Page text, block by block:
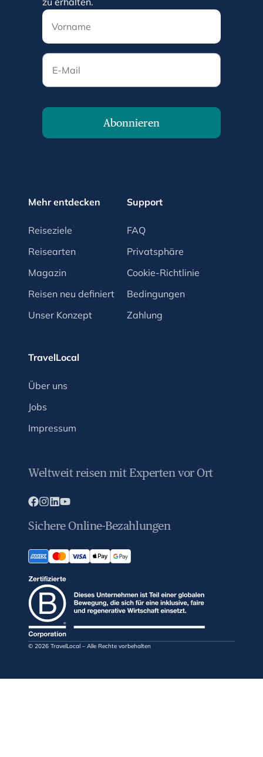
E-Mail
Abonnieren
Mehr entdecken
Reiseziele
Reisearten
Magazin
Reisen neu definiert
Unser Konzept
Support
FAQ
Privatsphäre
Cookie-Richtlinie
Bedingungen
Zahlung
TravelLocal
Über uns
Jobs
Impressum
Weltweit reisen mit Experten vor Ort
Sichere Online-Bezahlungen
© 2026 TravelLocal – Alle Rechte vorbehalten